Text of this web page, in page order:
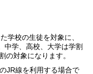
学校の生徒を対象に、
中学、高校、大学は学割
の対象になります。
JR線を利用する場合で